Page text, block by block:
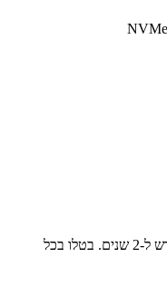
מתחדש ב-⁦44.99⁩₪/חודש ל-2 שנים. בטלו בכל